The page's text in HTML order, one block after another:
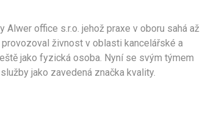
Alwer office s.r.o. jehož praxe v oboru sahá
živnost v oblasti kancelářské a
jako fyzická osoba. Nyní se svým týmem
jako zavedená značka kvality.